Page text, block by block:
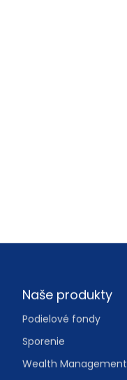
Footer
Naše produkty
Podielové fondy
Sporenie
Wealth Management